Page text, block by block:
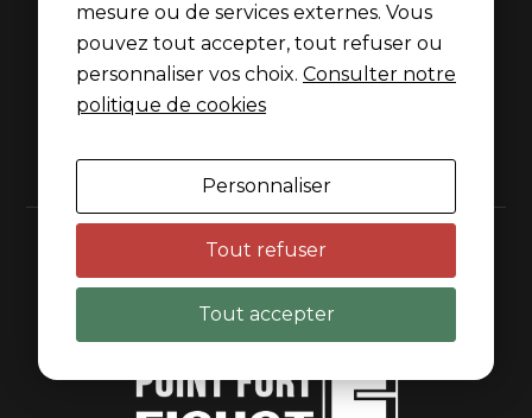
04 37 70 62 55
contact@axxess-fermetures.com
Horaires
Dépannage 7j/7 sur appel
mesure ou de services externes. Vous
pouvez tout accepter, tout refuser ou
personnaliser vos choix. Consulter notre
politique de cookies
Personnaliser
Tout refuser
Tout accepter